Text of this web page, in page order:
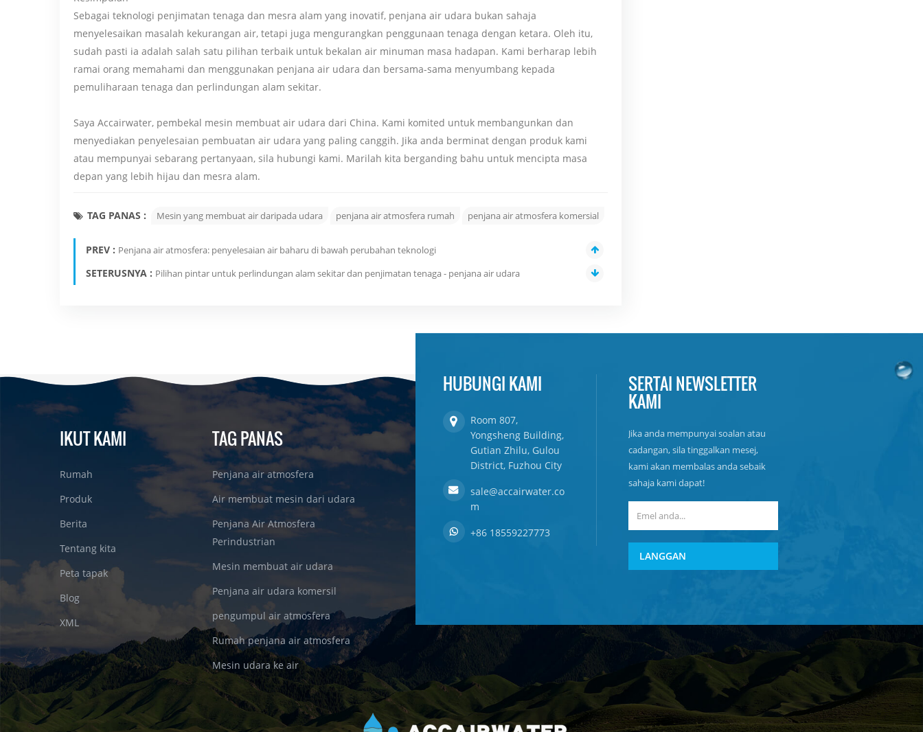
Sebagai teknologi penjimatan tenaga dan mesra alam yang inovatif, penjana air udara bukan sahaja
menyelesaikan masalah kekurangan air, tetapi juga mengurangkan penggunaan tenaga dengan ketara. Oleh itu,
sudah pasti ia adalah salah satu pilihan terbaik untuk bekalan air minuman masa hadapan. Kami berharap lebih
ramai orang memahami dan menggunakan penjana air udara dan bersama-sama menyumbang kepada
pemuliharaan tenaga dan perlindungan alam sekitar.
Saya Accairwater, pembekal mesin membuat air udara dari China. Kami komited untuk membangunkan dan
menyediakan penyelesaian pembuatan air udara yang paling canggih. Jika anda berminat dengan produk kami
atau mempunyai sebarang pertanyaan, sila hubungi kami. Marilah kita berganding bahu untuk mencipta masa
depan yang lebih hijau dan mesra alam.
TAG PANAS : Mesin yang membuat air daripada udara penjana air atmosfera rumah penjana air atmosfera komersial
PREV : Penjana air atmosfera: penyelesaian air baharu di bawah perubahan teknologi
SETERUSNYA : Pilihan pintar untuk perlindungan alam sekitar dan penjimatan tenaga - penjana air udara
IKUT KAMI
Rumah
Produk
Berita
Tentang kita
Peta tapak
Blog
XML
TAG PANAS
Penjana air atmosfera
Air membuat mesin dari udara
Penjana Air Atmosfera
Perindustrian
Mesin membuat air udara
Penjana air udara komersil
pengumpul air atmosfera
Rumah penjana air atmosfera
Mesin udara ke air
HUBUNGI KAMI
Room 807,
Yongsheng Building,
Gutian Zhilu, Gulou
District, Fuzhou City
sale@accairwater.co
m
+86 18559227773
SERTAI NEWSLETTER
KAMI
Jika anda mempunyai soalan atau
cadangan, sila tinggalkan mesej,
kami akan membalas anda sebaik
sahaja kami dapat!
LANGGAN